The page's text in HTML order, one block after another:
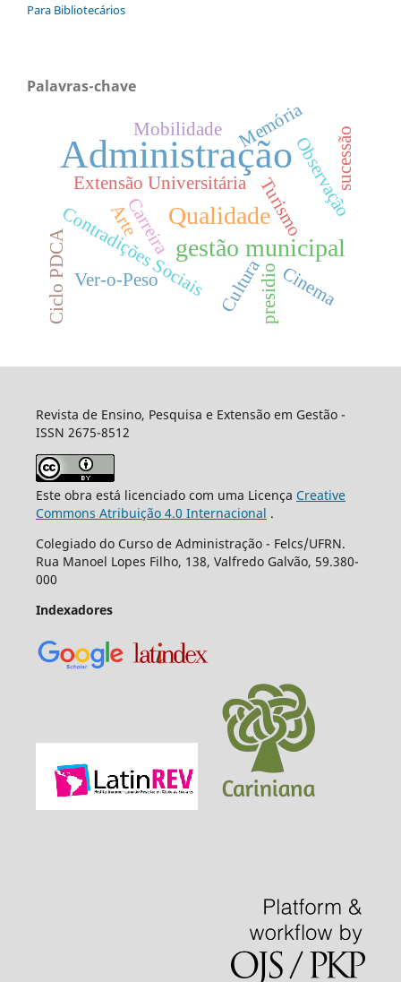
Para Bibliotecários
Palavras-chave
Administração
Qualidade
gestão municipal
Contradições Sociais
Extensão Universitária
Ciclo PDCA
Carreira
Observação
Cultura
Memória
Turismo
Ver-o-Peso
Mobilidade sucessão
presidio
Arte
Cinema
Revista de Ensino, Pesquisa e Extensão em Gestão -
ISSN 2675-8512
Este obra está licenciado com uma Licença Creative
Commons Atribuição 4.0 Internacional .
Colegiado do Curso de Administração - Felcs/UFRN.
Rua Manoel Lopes Filho, 138, Valfredo Galvão, 59.380-
000
Indexadores